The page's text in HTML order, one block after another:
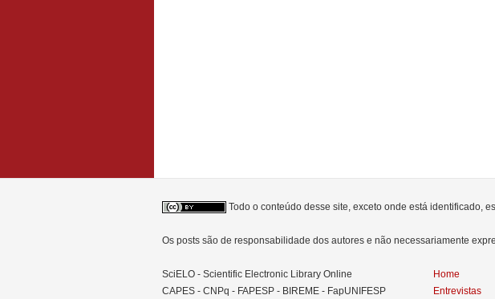
Todo o conteúdo desse site, exceto onde está identificado,
Os posts são de responsabilidade dos autores e não necessariamente
SciELO - Scientific Electronic Library Online
CAPES - CNPq - FAPESP - BIREME - FapUNIFESP
Home
Entrevistas